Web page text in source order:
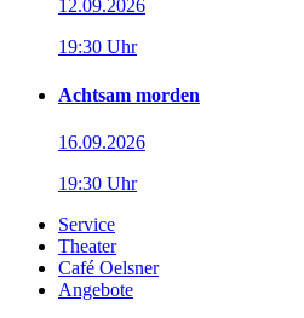
12.09.2026
19:30 Uhr
Achtsam morden
16.09.2026
19:30 Uhr
Service
Theater
Café Oelsner
Angebote